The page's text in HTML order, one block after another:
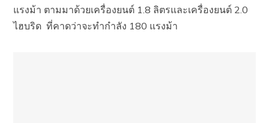
แรงม้า ตามมาด้วยเครื่องยนต์ 1.8 ลิตรและเครื่องยนต์ 2.0
ไฮบริด ที่คาดว่าจะทำกำลัง 180 แรงม้า